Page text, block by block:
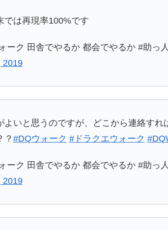
では再現率100%です
ク 田舎でやるか 都会でやるか #助っ
2019
いと思うのですが、どこから連絡すれ
？ #DQウォーク #ドラクエウォーク
ク 田舎でやるか 都会でやるか #助っ
2019